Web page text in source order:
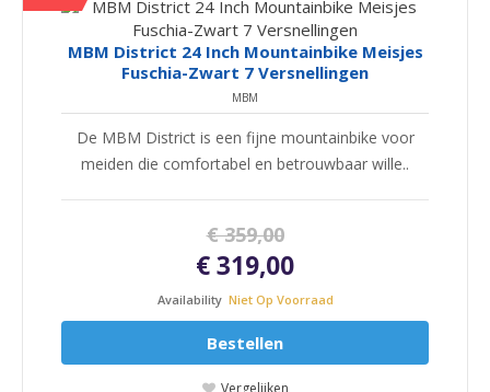
MBM District 24 Inch Mountainbike Meisjes
Fuschia-Zwart 7 Versnellingen
MBM
De MBM District is een fijne mountainbike voor
meiden die comfortabel en betrouwbaar wille..
€ 359,00
€ 319,00
Availability Niet Op Voorraad
Bestellen
Vergelijken